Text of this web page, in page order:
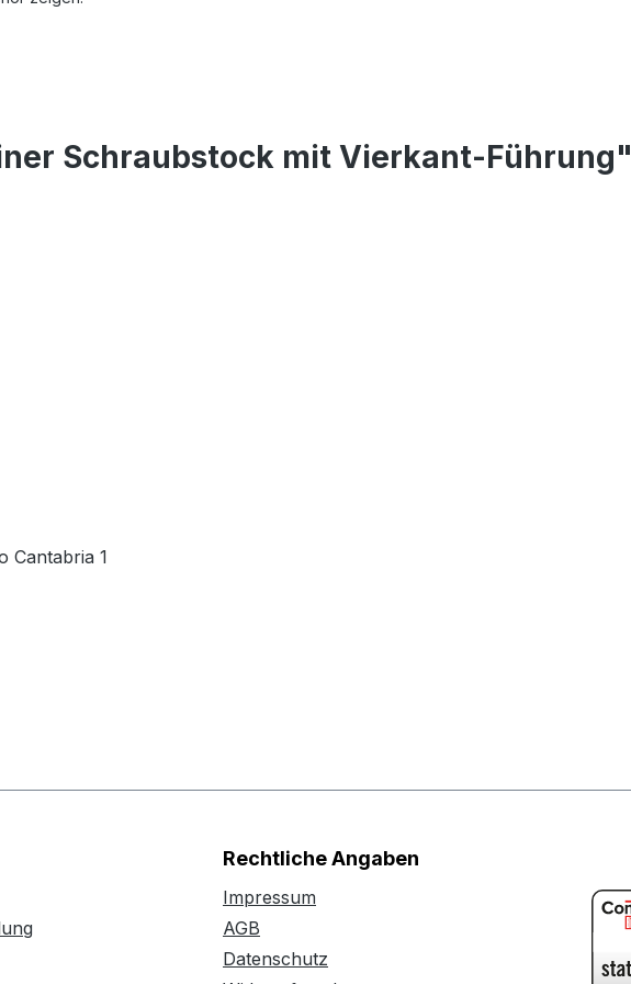
Schraubstock mit Vierkant-Führung"
Cantabria 1
Rechtliche Angaben
Impressum
AGB
Datenschutz